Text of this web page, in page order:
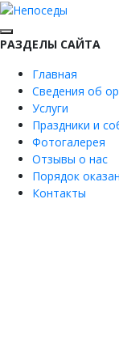
РАЗДЕЛЫ САЙТА
Главная
Сведения об
Услуги
Праздники и
Фотогалерея
Отзывы о нас
Порядок
Контакты